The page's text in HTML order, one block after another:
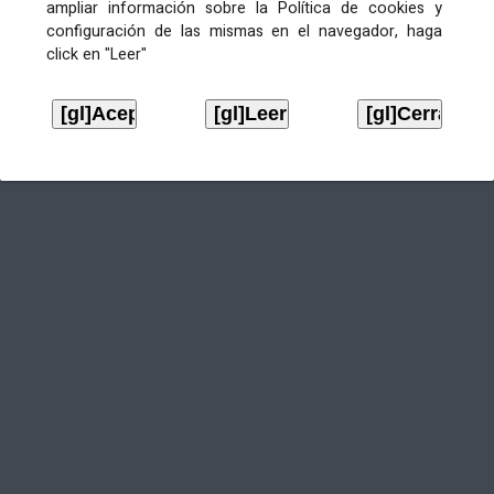
ampliar información sobre la Política de cookies y
configuración de las mismas en el navegador, haga
click en "Leer"